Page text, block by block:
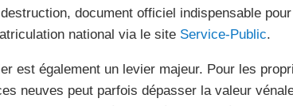
document officiel indispensable
national via le site Service-Public.
est également un levier majeur. Pour les
neuves peut parfois dépasser la valeur